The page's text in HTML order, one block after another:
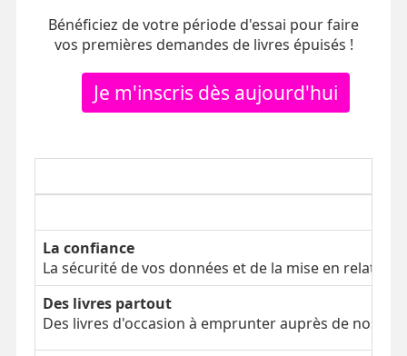
Bénéficiez de votre période d'essai pour faire
vos premières demandes de livres épuisés !
Je m'inscris dès aujourd'hui
La confiance
La sécurité de vos données et de la mise en relation
Des livres partout
Des livres d'occasion à emprunter auprès de nos